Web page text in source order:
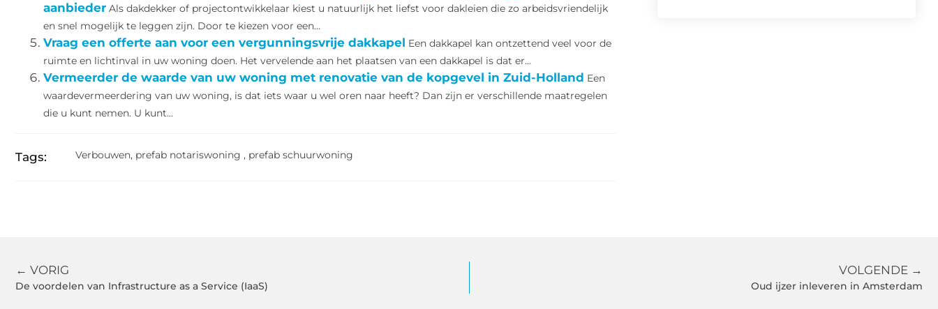
aanbieder Als dakdekker of projectontwikkelaar kiest u natuurlijk het liefst voor dakleien die zo arbeidsvriendelijk
en snel mogelijk te leggen zijn. Door te kiezen voor een...
Vraag een offerte aan voor een vergunningsvrije dakkapel Een dakkapel kan ontzettend veel voor de
ruimte en lichtinval in uw woning doen. Het vervelende aan het plaatsen van een dakkapel is dat er...
Vermeerder de waarde van uw woning met renovatie van de kopgevel in Zuid-Holland Een
waardevermeerdering van uw woning, is dat iets waar u wel oren naar heeft? Dan zijn er verschillende maatregelen
die u kunt nemen. U kunt...
Tags: Verbouwen, prefab notariswoning , prefab schuurwoning
← VORIG
De voordelen van Infrastructure as a Service (IaaS)
VOLGENDE →
Oud ijzer inleveren in Amsterdam